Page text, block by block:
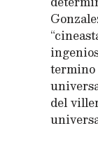
termino
del